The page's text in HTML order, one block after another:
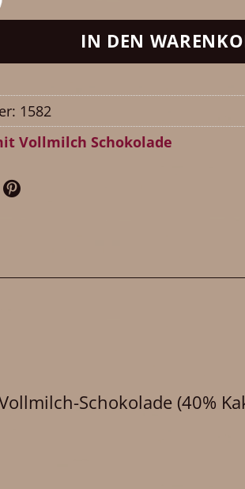
IN DEN
1582
Vollmilch Schokolade
Schokolade (40%